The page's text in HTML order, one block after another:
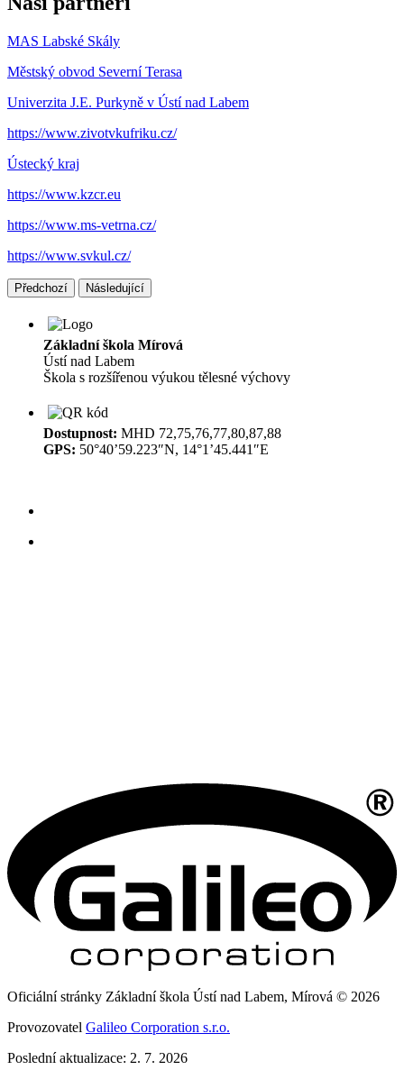
MAS Labské Skály
Městský obvod Severní Terasa
Univerzita J.E. Purkyně v Ústí nad Labem
https://www.zivotvkufriku.cz/
Ústecký kraj
https://www.kzcr.eu
https://www.ms-vetrna.cz/
https://www.svkul.cz/
Předchozí Následující
Základní škola Mírová
Ústí nad Labem
Škola s rozšířenou výukou tělesné výchovy
Dostupnost: MHD 72,75,76,77,80,87,88
GPS: 50°40’59.223″N, 14°1’45.441″E
Oficiální stránky Základní škola Ústí nad Labem, Mírová © 2026
Provozovatel Galileo Corporation s.r.o.
Poslední aktualizace: 2. 7. 2026